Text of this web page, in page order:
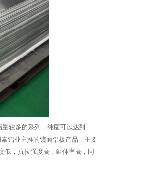
较多的系列，纯度可以达到
铝业主推的镜面铝板产品，主要
低，抗拉强度高，延伸率高，同